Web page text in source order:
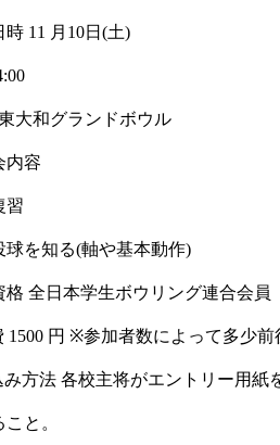
時 11 月 10日 (土)
大和グランドボウル
容
習
球を知る(軸や基本動作)
全日本学生ボウリング連合会員
1500 円 ※参加者数によって多少前
み方法 各校主将がエントリー用紙
と。